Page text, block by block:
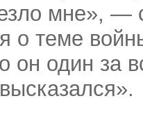
мне», —
о теме
он один